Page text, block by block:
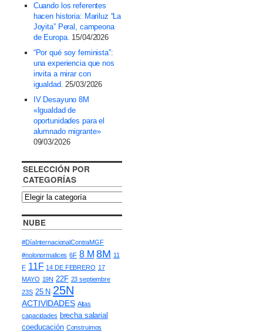
Cuando los referentes
hacen historia: Mariluz “La
Joyita” Peral, campeona
de Europa. 15/04/2026
“Por qué soy feminista”:
una experiencia que nos
invita a mirar con
igualdad. 25/03/2026
IV Desayuno 8M
«Igualdad de
oportunidades para el
alumnado migrante»
09/03/2026
SELECCIÓN POR
CATEGORÍAS
NUBE
#DíaInternacionalContraMGF
#nolonormalices 6F 8 M 8M 11
F 11F 14 DE FEBRERO 17
MAYO 19N 22F 23 septiembre
23S 25 N 25N
ACTIVIDADES Altas
capacidades brecha salarial
coeducación Construimos